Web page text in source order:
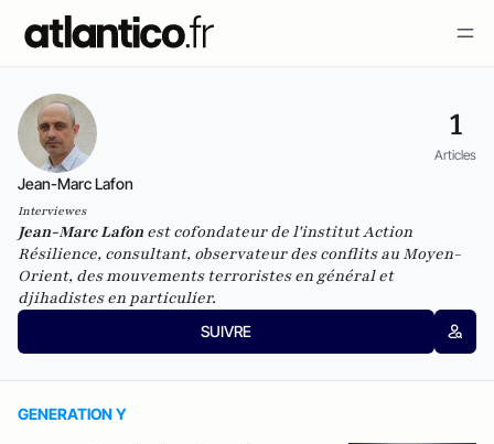
1
Articles
Jean-Marc Lafon
Interviewes
Jean-Marc Lafon estcofondateur de l'institut Action
Résilience, consultant, observateur des conflits au Moyen-
Orient, des mouvements terroristes en général et
djihadistes en particulier.
SUIVRE
GENERATION Y